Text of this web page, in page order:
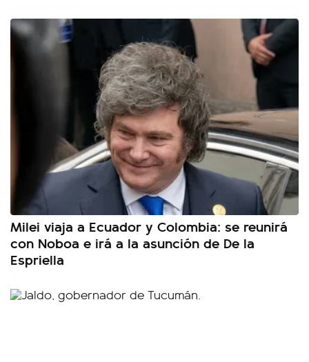
Milei viaja a Ecuador y Colombia: se reunirá
con Noboa e irá a la asunción de De la
Espriella